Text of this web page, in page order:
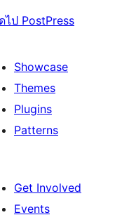
ไป PostPress
Showcase
Themes
Plugins
Patterns
Get Involved
Events